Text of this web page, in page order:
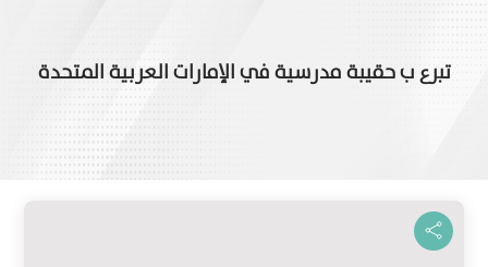
تبرع ب حقيبة مدرسية في الإمارات العربية المتحدة